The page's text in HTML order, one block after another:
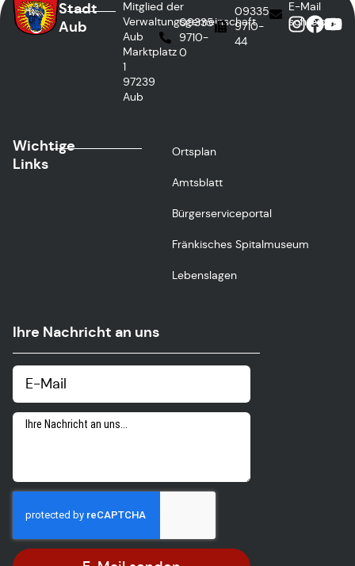
Stadt
Aub
Mitglied der
Verwaltungsgemeinschaft
Aub
Marktplatz
1
97239
Aub
09335
9710-
0
09335
9710-
44
E-Mail
schreiben
Wichtige
Links
Ortsplan
Amtsblatt
Bürgerserviceportal
Fränkisches Spitalmuseum
Lebenslagen
Ihre Nachricht an uns